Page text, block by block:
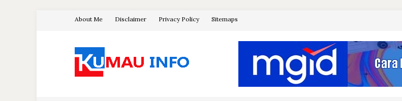
About Me Disclaimer Privacy Policy Sitemaps